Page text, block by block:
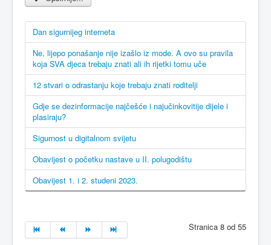
Dan sigurnijeg interneta
Ne, lijepo ponašanje nije izašlo iz mode. A ovo su pravila
koja SVA djeca trebaju znati ali ih rijetki tomu uče
12 stvari o odrastanju koje trebaju znati roditelji
Gdje se dezinformacije najčešće i najučinkovitije dijele i
plasiraju?
Sigurnost u digitalnom svijetu
Obavijest o početku nastave u II. polugodištu
Obavijest 1. i 2. studeni 2023.
Stranica 8 od 55